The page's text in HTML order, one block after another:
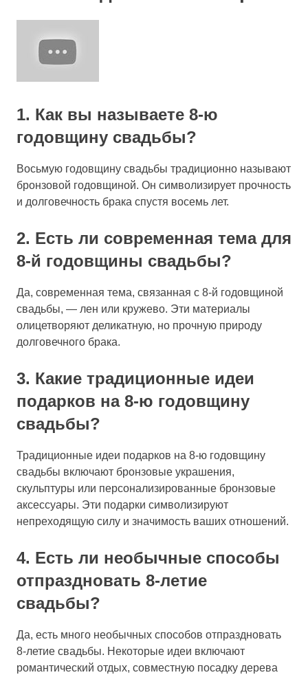
1. Как вы называете 8-ю
годовщину свадьбы?
Восьмую годовщину свадьбы традиционно называют
бронзовой годовщиной. Он символизирует прочность
и долговечность брака спустя восемь лет.
2. Есть ли современная тема для
8-й годовщины свадьбы?
Да, современная тема, связанная с 8-й годовщиной
свадьбы, — лен или кружево. Эти материалы
олицетворяют деликатную, но прочную природу
долговечного брака.
3. Какие традиционные идеи
подарков на 8-ю годовщину
свадьбы?
Традиционные идеи подарков на 8-ю годовщину
свадьбы включают бронзовые украшения,
скульптуры или персонализированные бронзовые
аксессуары. Эти подарки символизируют
непреходящую силу и значимость ваших отношений.
4. Есть ли необычные способы
отпраздновать 8-летие
свадьбы?
Да, есть много необычных способов отпраздновать
8-летие свадьбы. Некоторые идеи включают
романтический отдых, совместную посадку дерева